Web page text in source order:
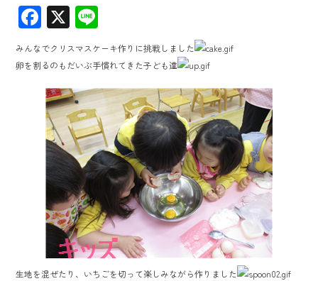
F
ac
e
b
o
ok
X
ne
みんなでクリスマスケーキ作りに挑戦しました
卵を割るのもだいぶ手慣れてきた子ども達
生地を混ぜたり、いちごを切って楽しみながら作りました